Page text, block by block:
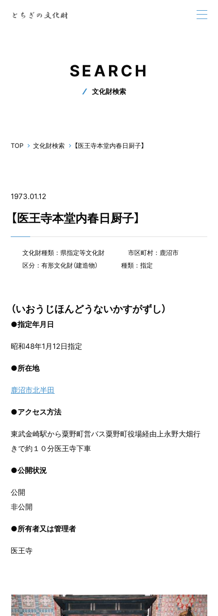
SEARCH
文化財検索
TOP 文化財検索 【医王寺本堂内春日厨子】
1973.01.12
【医王寺本堂内春日厨子】
文化財種類：県指定等文化財
市区町村：鹿沼市
区分：有形文化財（建造物）
種類：指定
（いおうじほんどうないかすがずし）
●指定年月日
昭和48年1月12日指定
●所在地
鹿沼市北半田
●アクセス方法
東武金崎駅から粟野町営バス粟野町役場経由上永野大畑行
きで約１０分医王寺下車
●公開状況
公開
非公開
●所有者又は管理者
医王寺